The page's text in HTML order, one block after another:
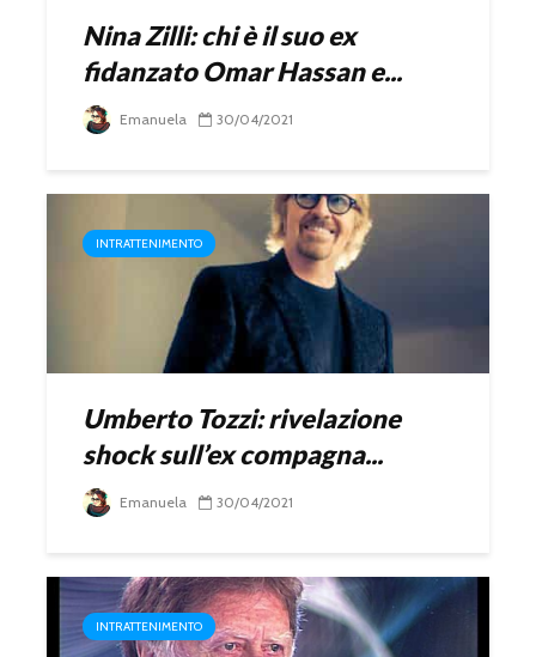
Nina Zilli: chi è il suo ex
fidanzato Omar Hassan e...
Emanuela 30/04/2021
INTRATTENIMENTO
Umberto Tozzi: rivelazione
shock sull’ex compagna...
Emanuela 30/04/2021
INTRATTENIMENTO